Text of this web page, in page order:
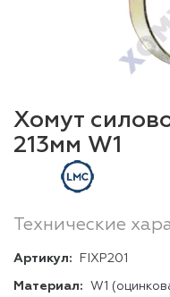
Хомут
213мм W1
Технические
Артикул: FIXP201
Материал: W1